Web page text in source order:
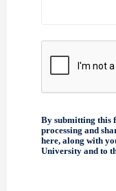
By submitting this
processing and
here, along with
University and to